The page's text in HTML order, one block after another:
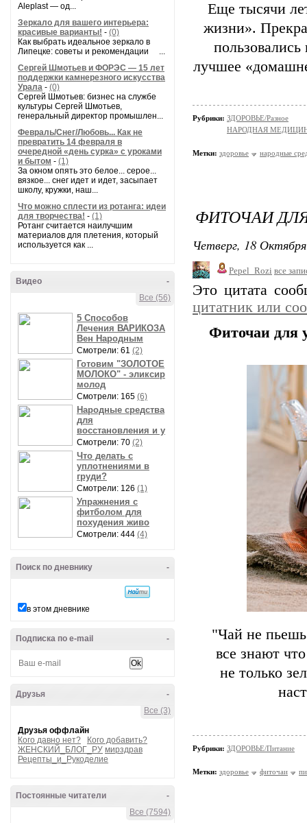
Aleplast — од...
Зеркало для вашего интерьера:
красивые варианты! - (0)
Как выбрать идеальное зеркало в
Липецке: советы и рекомендации ...
Сергей Шмотьев и ФОРЭС — 15 лет
поддержки камнерезного искусства
Урала - (0)
Сергей Шмотьев: бизнес на службе
культуры Сергей Шмотьев,
генеральный директор промышлен...
Февраль/Снег/Любовь... Как не
превратить 14 февраля в
очередной «день сурка» с уроками
и бытом - (1)
За окном опять это белое... серое...
вязкое... снег идет и идет, засыпает
школу, кружки, наш...
Что можно сплести из ротанга: идеи
для творчества! - (1)
Ротанг считается наилучшим
материалов для плетения, который
используется как ...
-
Видео
Все (56)
5 Способов
Лечения ВАРИКОЗА
Вен Народным
Смотрели: 61 (2)
Готовим "ЗОЛОТОЕ
МОЛОКО" - эликсир
молод
Смотрели: 165 (6)
Народные средства
для
восстановления и у
Смотрели: 70 (2)
Что делать с
уплотнениями в
груди?
Смотрели: 126 (1)
Упражнения с
фитболом для
похудения живо
Смотрели: 444 (4)
-
Поиск по дневнику
в этом дневнике
-
Подписка по e-mail
-
Друзья
Все (3)
Друзья оффлайн
Кого давно нет?
Кого добавить?
ЖЕНСКИЙ_БЛОГ_РУ мирздрав
Рецепты_и_Рукоделие
-
Постоянные читатели
Все (7594)
Еще тысячи
жизни».
лучшее
Рубрики: ЗДОРОВЬЕ/Разное
НАРОДНАЯ
Метки: здоровье народные
ФИТОЧАИ
Четверг, 18
Pepel_Rozi все
Это цитата
цитатник или
Фиточаи для
"Чай не
все знают
не только
Рубрики: ЗДОРОВЬЕ/Питание
Метки: здоровье фиточаи